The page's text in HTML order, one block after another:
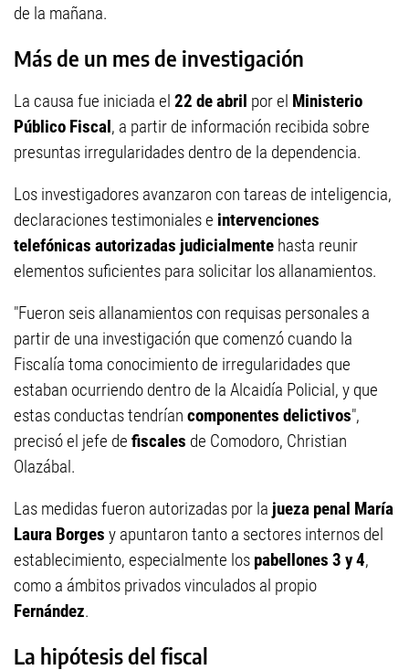
de la mañana.
Más de un mes de investigación
La causa fue iniciada el 22 de abril por el Ministerio
Público Fiscal, a partir de información recibida sobre
presuntas irregularidades dentro de la dependencia.
Los investigadores avanzaron con tareas de inteligencia,
declaraciones testimoniales e intervenciones
telefónicas autorizadas judicialmente hasta reunir
elementos suficientes para solicitar los allanamientos.
"Fueron seis allanamientos con requisas personales a
partir de una investigación que comenzó cuando la
Fiscalía toma conocimiento de irregularidades que
estaban ocurriendo dentro de la Alcaidía Policial, y que
estas conductas tendrían componentes delictivos",
precisó el jefe de fiscales de Comodoro, Christian
Olazábal.
Las medidas fueron autorizadas por la jueza penal María
Laura Borges y apuntaron tanto a sectores internos del
establecimiento, especialmente los pabellones 3 y 4,
como a ámbitos privados vinculados al propio
Fernández.
La hipótesis del fiscal